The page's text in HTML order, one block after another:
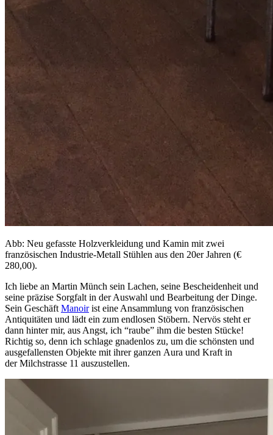
Abb: Neu gefasste Holzverkleidung und Kamin mit zwei
französischen Industrie-Metall Stühlen aus den 20er Jahren (€
280,00).
Ich liebe an Martin Münch sein Lachen, seine Bescheidenheit und
seine präzise Sorgfalt in der Auswahl und Bearbeitung der Dinge.
Sein Geschäft Manoirist eine Ansammlung von französischen
Antiquitäten und lädt ein zum endlosen Stöbern. Nervös steht er
dann hinter mir, aus Angst, ich “raube” ihm die besten Stücke!
Richtig so, denn ich schlage gnadenlos zu, um die schönsten und
ausgefallensten Objekte mit ihrer ganzen Aura und Kraft in
der Milchstrasse 11 auszustellen.